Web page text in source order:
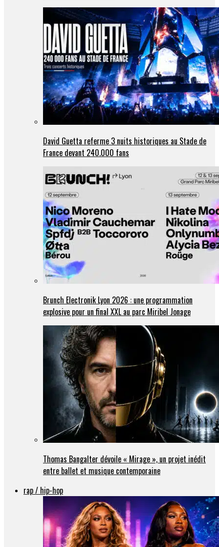
David Guetta referme 3 nuits historiques au Stade de
France devant 240.000 fans
Brunch Electronik Lyon 2026 : une programmation
explosive pour un final XXL au parc Miribel Jonage
Thomas Bangalter dévoile « Mirage », un projet inédit
entre ballet et musique contemporaine
rap / hip-hop